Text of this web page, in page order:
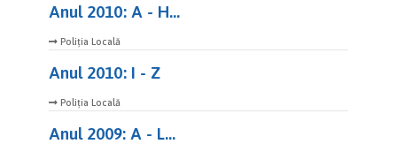
Anul 2010: A - H...
Poliția Locală
Anul 2010: I - Z
Poliția Locală
Anul 2009: A - L...